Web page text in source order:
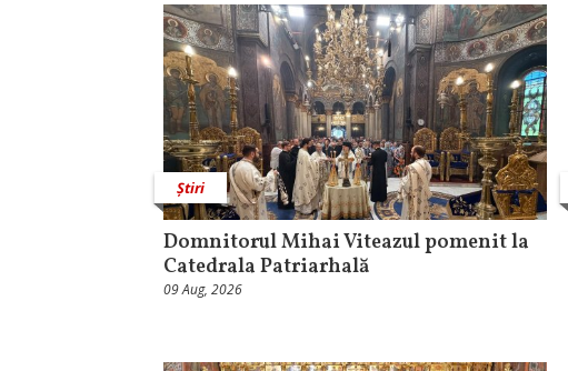
Știri
Domnitorul Mihai Viteazul pomenit la
Catedrala Patriarhală
09 Aug, 2026